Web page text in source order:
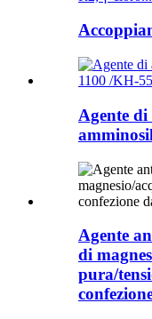
Agente di
Agente
di
pura/